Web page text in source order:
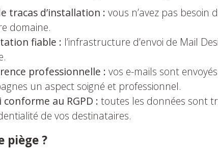
tracas d’installation : vous n’avez pas besoin
domaine.
fiable : l’infrastructure d’envoi de Mail
professionnelle : vos e-mails sont
un aspect soigné et professionnel.
conforme au RGPD : toutes les données sont
de vos destinataires.
piège ?